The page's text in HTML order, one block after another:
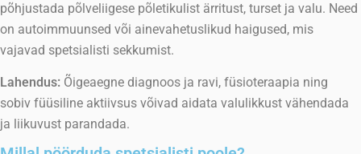
põhjustada põlveliigese põletikulist ärritust, turset ja valu. Need
on autoimmuunsed või ainevahetuslikud haigused, mis
vajavad spetsialisti sekkumist.
Lahendus: Õigeaegne diagnoos ja ravi, füsioteraapia ning
sobiv füüsiline aktiivsus võivad aidata valulikkust vähendada
ja liikuvust parandada.